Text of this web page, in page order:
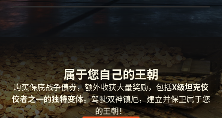
双神镇厄
属于您自己的王朝
购买保底战争债券，额外收获大量奖励，包括X级坦克佼
佼者之一的独特变体。驾驶双神镇厄，建立并保卫属于您
的王朝！